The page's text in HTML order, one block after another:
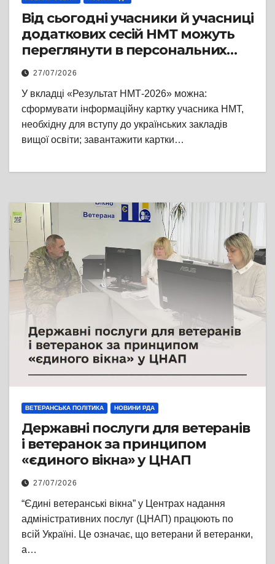
Від сьогодні учасники й учасниці
додаткових сесій НМТ можуть
переглянути в персональних
кабінетах офіційні результати
27/07/2026
У вкладці «Результат НМТ-2026» можна:
сформувати інформаційну картку учасника НМТ,
необхідну для вступу до українських закладів
вищої освіти; завантажити картки…
ВЕТЕРАНСЬКА ПОЛІТИКА НОВИНИ РДА
Державні послуги для ветеранів
і ветеранок за принципом
«єдиного вікна» у ЦНАП
27/07/2026
“Єдині ветеранські вікна” у Центрах надання
адміністративних послуг (ЦНАП) працюють по
всій Україні. Це означає, що ветерани й ветеранки,
а…